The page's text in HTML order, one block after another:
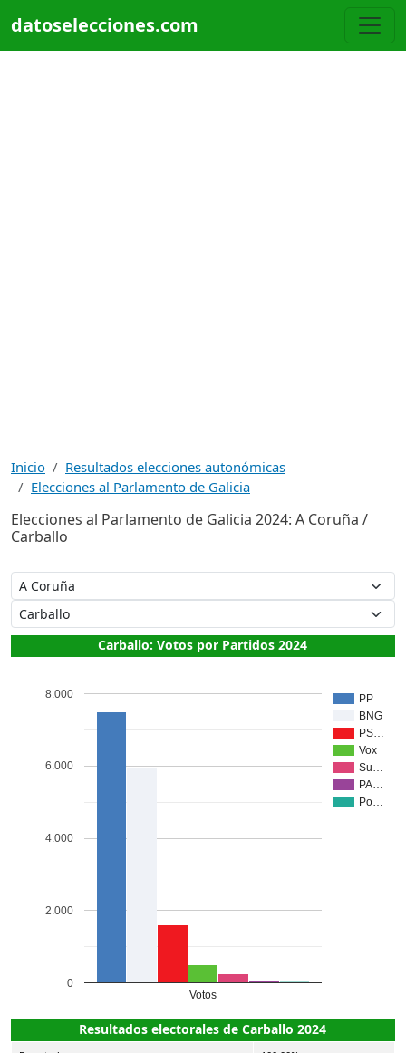
datoselecciones.com
Inicio
Resultados elecciones autonómicas
Elecciones al Parlamento de Galicia
Elecciones al Parlamento de Galicia 2024: A Coruña /
Carballo
Carballo: Votos por Partidos 2024
PP
BNG
PS…
Vox
Su…
PA…
Po…
Votos
0
2.000
4.000
6.000
8.000
Resultados electorales de Carballo 2024